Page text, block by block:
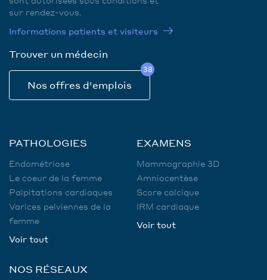
sur rendez-vous.
Informations patients et visiteurs
Trouver un médecin
Nos offres d'emplois
38
PATHOLOGIES
Endométriose
Le coeur de la femme
Palpitations cardiaques
Varices pelviennes de la
femme
Voir tout
EXAMENS
Mammographie 3D
Amniocentèse
Score calcique
IRM cardiaque
Voir tout
NOS RÉSEAUX